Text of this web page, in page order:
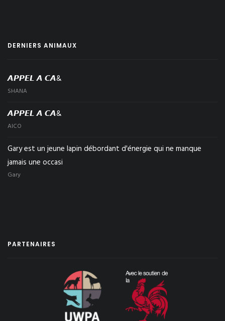
DERNIERS ANIMAUX
𝘼𝙋𝙋𝙀𝙇 𝘼 𝘾𝘼&
SHANA
𝘼𝙋𝙋𝙀𝙇 𝘼 𝘾𝘼&
AICO
Gary est un jeune lapin débordant d'énergie qui ne manque
jamais une occasi
Gary
PARTENAIRES